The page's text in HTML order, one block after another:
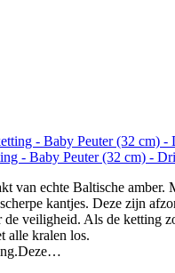
- Baby Peuter (32 cm) -
van echte Baltische amber.
kantjes. Deze zijn
de veiligheid. Als de ketting
alle kralen los.